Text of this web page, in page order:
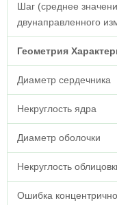
Шаг (среднее
двунаправленного
Геометрия
Диаметр сердечника
Некруглость ядра
Диаметр оболочки
Некруглость
Ошибка